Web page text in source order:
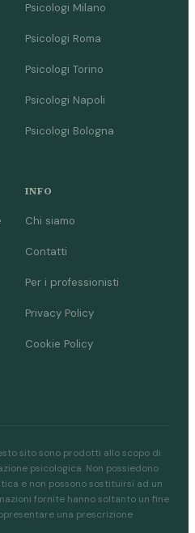
Psicologi Milano
Psicologi Roma
Psicologi Torino
Psicologi Napoli
Psicologi Bologna
INFO
Chi siamo
Contatti
Per i professionisti
Privacy Policy
Cookie Policy
sito sono prodotti allo scopo di
psicologica. Non possiedono
e non possono sostituirsi ad un
fornite hanno soltanto un fine
una prescrizione